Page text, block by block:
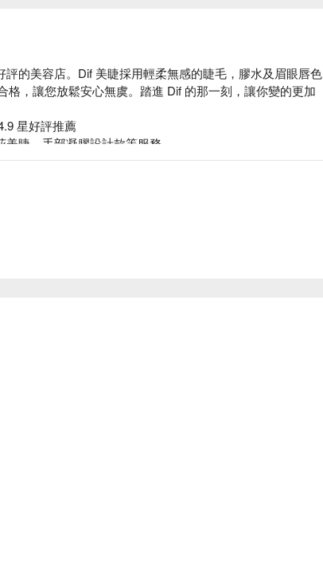
評的美容店。Dif 美睫採用輕柔無感的睫毛，膠水及眉眼唇色
格，讓您放鬆安心無虞。踏進 Dif 的那一刻，讓你變的更加
星好評推薦
睫、手部凝膠設計款等服務。
年以上經驗的美睫師、美容師、美甲師，會根據客人的臉
及美睫，讓您五官更加立體有型。